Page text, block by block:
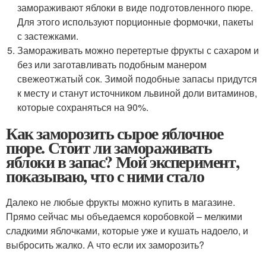
замораживают яблоки в виде подготовленного пюре.
Для этого используют порционные формочки, пакеты
с застежками.
Замораживать можно перетертые фрукты с сахаром и
без или заготавливать подобным манером
свежеотжатый сок. Зимой подобные запасы придутся
к месту и станут источником львиной доли витаминов,
которые сохраняться на 90%.
Как заморозить сырое яблочное
пюре. Стоит ли замораживать
яблоки в запас? Мой эксперимент,
показываю, что с ними стало
Далеко не любые фрукты можно купить в магазине.
Прямо сейчас мы объедаемся коробовкой – мелкими
сладкими яблочками, которые уже и кушать надоело, и
выбросить жалко. А что если их заморозить?